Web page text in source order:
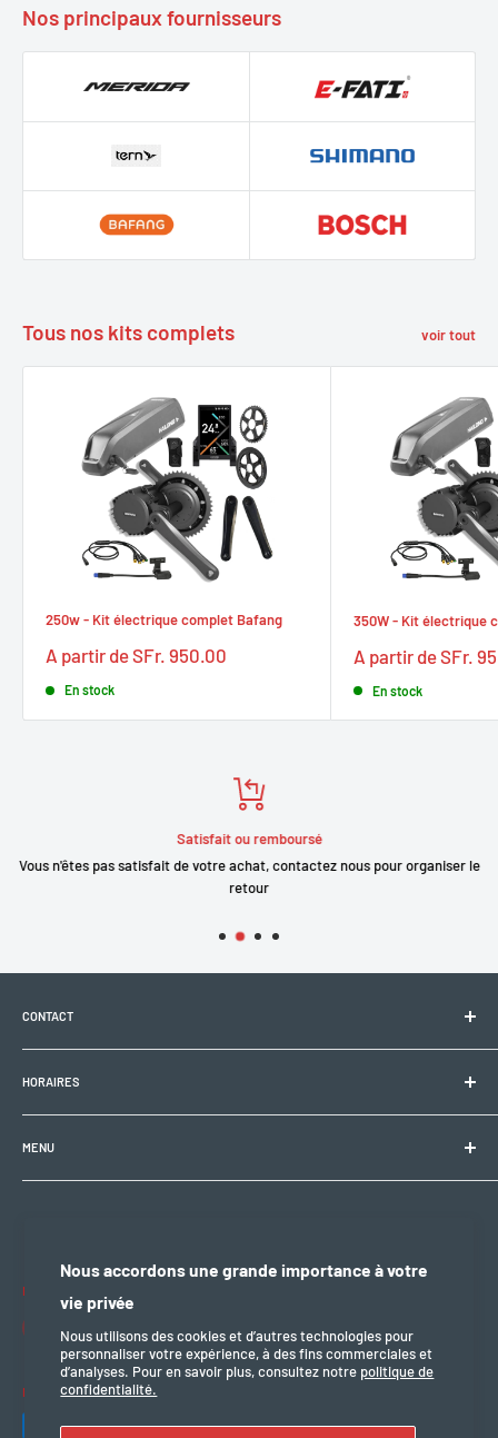
Nous accordons une grande importance à votre
vie privée
Nous utilisons des cookies et d’autres technologies pour
personnaliser votre expérience, à des fins commerciales et
d’analyses. Pour en savoir plus, consultez notre politique de
confidentialité.
Nos principaux fournisseurs
Tous nos kits complets voir tout
250w - Kit électrique complet Bafang
Prix
réduit
A partir de SFr. 950.00
En stock
350W - Kit électrique
Prix
réduit
A partir de SFr.
En stock
Satisfait ou remboursé
Vous n'êtes pas satisfait de votre achat, contactez nous pour organiser le
retour
CONTACT
Electrobike Zone Sàrl
Avenue de la Rapille 2
1008 Prilly (VD), Suisse
+41 21 946 10 30
HORAIRES
🕘 Lun–Ven : 9h00–12h00 / 14h00–18h30
MENU
Condition générale et de service
Politique de remboursement
mention légal
Nous suivre
Nous acceptons